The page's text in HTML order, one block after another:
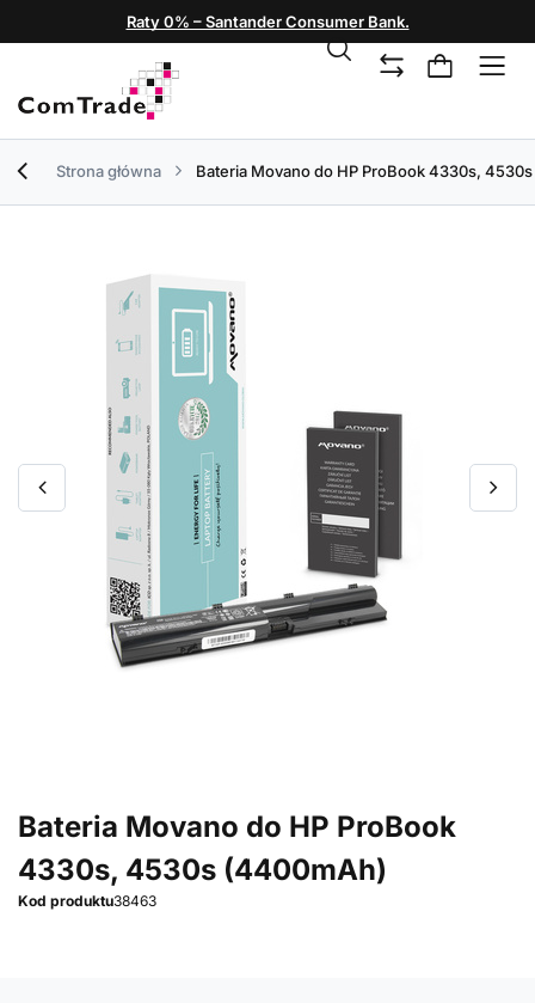
Raty 0% – Santander Consumer Bank.
Strona główna Bateria Movano do HP ProBook 4330s,
Bateria Movano do HP ProBook
4330s, 4530s (4400mAh)
Kod produktu38463